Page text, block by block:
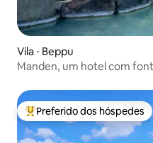
Vila ⋅ Beppu
Manden, um hotel com
Entre os melhores
Preferido dos hóspedes